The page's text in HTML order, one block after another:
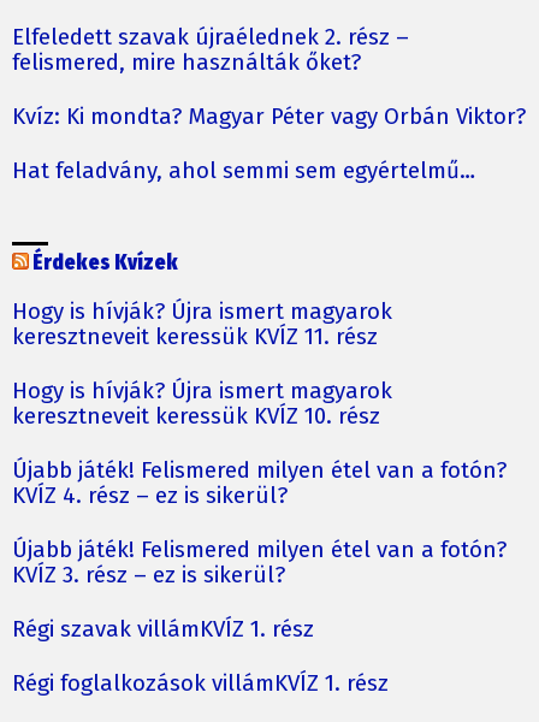
Elfeledett szavak újraélednek 2. rész –
felismered, mire használták őket?
Kvíz: Ki mondta? Magyar Péter vagy Orbán Viktor?
Hat feladvány, ahol semmi sem egyértelmű…
Érdekes Kvízek
Hogy is hívják? Újra ismert magyarok
keresztneveit keressük KVÍZ 11. rész
Hogy is hívják? Újra ismert magyarok
keresztneveit keressük KVÍZ 10. rész
Újabb játék! Felismered milyen étel van a fotón?
KVÍZ 4. rész – ez is sikerül?
Újabb játék! Felismered milyen étel van a fotón?
KVÍZ 3. rész – ez is sikerül?
Régi szavak villámKVÍZ 1. rész
Régi foglalkozások villámKVÍZ 1. rész